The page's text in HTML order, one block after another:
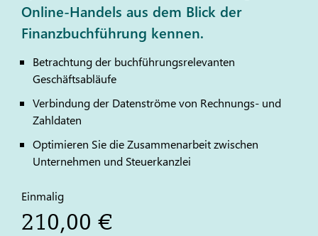
Online-Handels aus dem Blick der
Finanzbuchführung kennen.
Betrachtung der buchführungsrelevanten
Geschäftsabläufe
Verbindung der Datenströme von Rechnungs- und
Zahldaten
Optimieren Sie die Zusammenarbeit zwischen
Unternehmen und Steuerkanzlei
Einmalig
210,00 €